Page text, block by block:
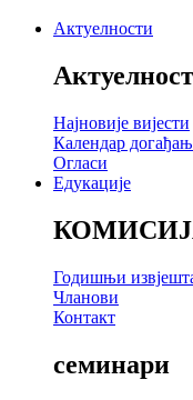
Актуелности
Најновије вијести
Календар
Огласи
Едукације
Годишњи
Чланови
Контакт
семинари